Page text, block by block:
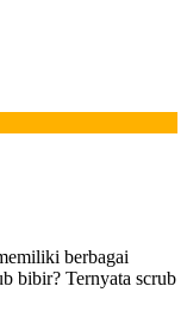
berbagai
bibir? Ternyata scrub